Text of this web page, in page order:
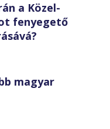
a Közel-
fenyegető
magyar